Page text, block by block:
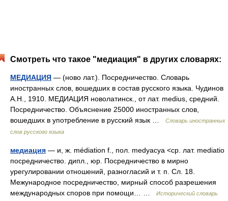
Смотреть что такое "медиация" в других словарях:
МЕДИАЦИЯ — (ново лат.). Посредничество. Словарь
иностранных слов, вошедших в состав русского языка. Чудинов
А.Н., 1910. МЕДИАЦИЯ новолатинск., от лат. medius, средний.
Посредничество. Объяснение 25000 иностранных слов,
вошедших в употребление в русский язык …
Словарь иностранных
слов русского языка
медиация — и, ж. médiation f., пол. medyacya <ср. лат. mediatio
посредничество. дипл., юр. Посредничество в мирно
урегулировании отношений, разногласий и т. п. Сл. 18.
Межународное посредничество, мирный способ разрешения
международных споров при помощи… …
Исторический словарь